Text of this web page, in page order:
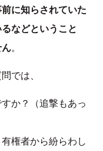
に知らされていた
などということ
ん。
では、
か？（追撃もあっ
権者から紛らわし